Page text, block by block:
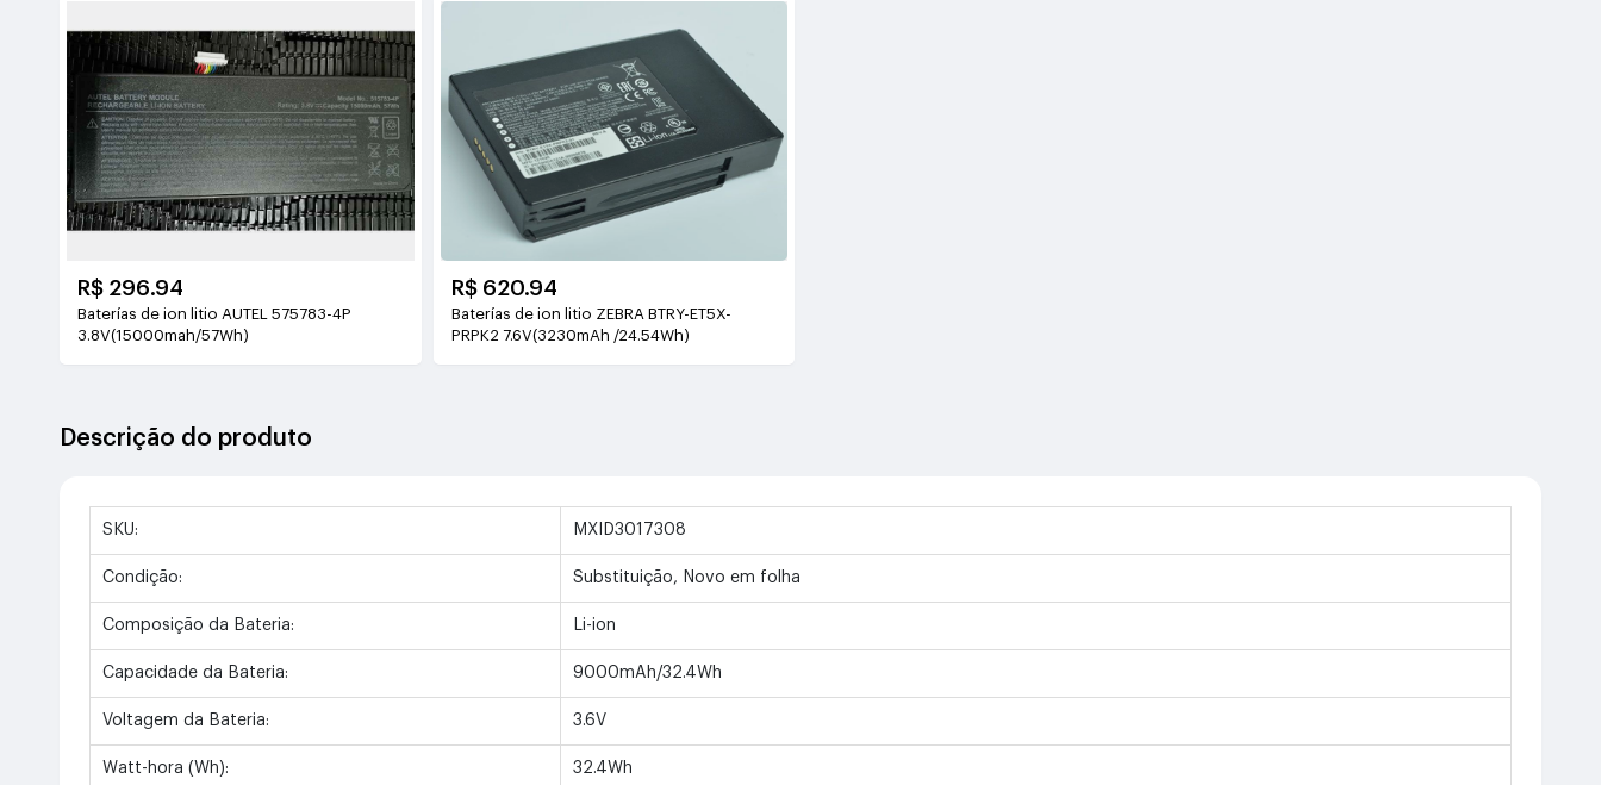
R$ 296.94
Baterías de ion litio AUTEL 575783-4P
3.8V(15000mah/57Wh)
R$ 620.94
Baterías de ion litio ZEBRA BTRY-ET5X-
PRPK2 7.6V(3230mAh /24.54Wh)
Descrição do produto
SKU: MXID3017308
Condição: Substituição, Novo em folha
Composição da Bateria: Li-ion
Capacidade da Bateria: 9000mAh/32.4Wh
Voltagem da Bateria: 3.6V
Watt-hora (Wh): 32.4Wh